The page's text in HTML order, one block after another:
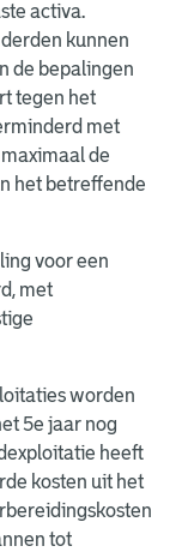
activa.
kunnen
de bepalingen
tegen het
met
de
het betreffende
voor een
met
worden
5e jaar nog
heeft
kosten uit het
tot